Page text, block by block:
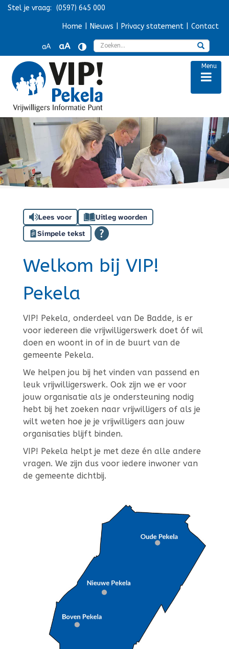
Navigatie overslaan
Stel je vraag: (0597) 645 000
Home Nieuws Privacy statement Contact
aA aA
Menu
Lees voor
Uitleg woorden
Simpele tekst
Welkom bij VIP!
Pekela
VIP! Pekela, onderdeel van De Badde, is er
voor iedereen die vrijwilligerswerk doet óf wil
doen en woont in of in de buurt van de
gemeente Pekela.
We helpen jou bij het vinden van passend en
leuk vrijwilligerswerk. Ook zijn we er voor
jouw organisatie als je ondersteuning nodig
hebt bij het zoeken naar vrijwilligers of als je
wilt weten hoe je je vrijwilligers aan jouw
organisaties blijft binden.
VIP! Pekela helpt je met deze én alle andere
vragen. We zijn dus voor iedere inwoner van
de gemeente dichtbij.